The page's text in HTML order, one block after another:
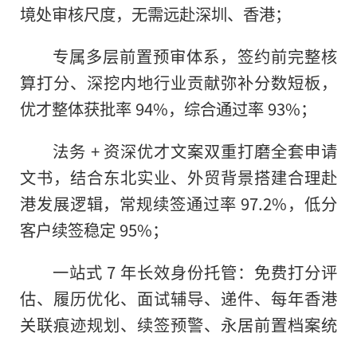
境处审核尺度，无需远赴深圳、香港；
专属多层前置预审体系，签约前完整核
算打分、深挖内地行业贡献弥补分数短板，
优才整体获批率 94%，综合通过率 93%；
法务 + 资深优才文案双重打磨全套申请
文书，结合东北实业、外贸背景搭建合理赴
港发展逻辑，常规续签通过率 97.2%，低分
客户续签稳定 95%；
一站式 7 年长效身份托管：免费打分评
估、履历优化、面试辅导、递件、每年香港
关联痕迹规划、续签预警、永居前置档案统